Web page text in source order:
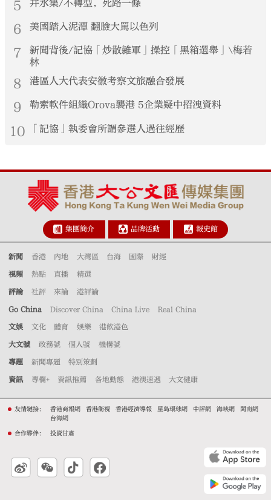
5 井水集/不轉型，死路一條
6 美國踏入泥潭 翻臉大罵以色列
7
新聞背後/記協「炒散雜軍」操控「黑箱選舉」\梅若
林
8 港區人大代表安徽考察文旅融合發展
9 勒索軟件組織Orova襲港 5企業疑中招洩資料
10 「記協」執委會所謂參選人過往經歷
集團簡介 品牌活動 報史館
新聞 香港 內地 大灣區 台海 國際 財經
視頻 熱點 直播 精選
評論 社評 來論 港評論
Go China Discover China China Live Real China
文娛 文化 體育 娛樂 港飲港色
大文號 政務號 個人號 機構號
專題 新聞專題 特別策劃
資訊 專欄+ 資訊推薦 各地動態 港澳速遞 大文健康
友情鏈接： 香港商報網 香港衛視 香港經濟導報 星島環球網 中評網 海峽網
閩南網
台海網
合作夥伴： 投資甘肅